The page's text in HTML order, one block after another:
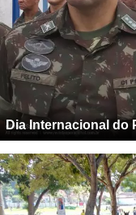
Dia Internacional do